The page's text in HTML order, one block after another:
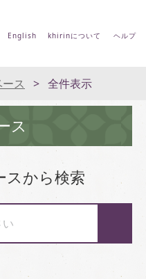
English khirinについて ヘルプ
ス 全件表示
ス
スから検索